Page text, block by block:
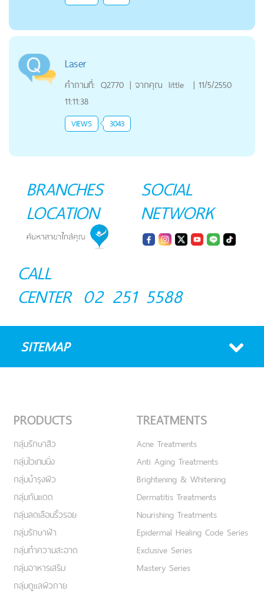
Laser
คำถามที่: Q2770 | จากคุณ little | 11/5/2550
11:11:38
VIEWS 3043
BRANCHES
LOCATION
SOCIAL
NETWORK
CALL
CENTER 02 251 5588
SITEMAP
PRODUCTS
กลุ่มรักษาสิว
กลุ่มไวเทนนิ่ง
กลุ่มบำรุงผิว
กลุ่มกันแดด
กลุ่มลดเลือนริ้วรอย
กลุ่มรักษาฝ้า
กลุ่มทำความสะอาด
กลุ่มอาหารเสริม
กลุ่มดูแลผิวกาย
TREATMENTS
Acne Treatments
Anti Aging Treatments
Brightening & Whitening
Dermatitis Treatments
Nourishing Treatments
Epidermal Healing Code Series
Exclusive Series
Mastery Series